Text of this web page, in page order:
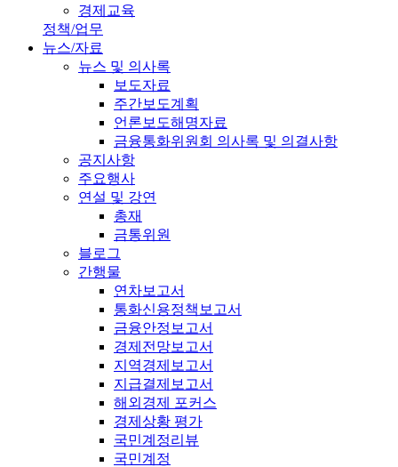
경제교육
정책/업무
뉴스/자료
뉴스 및 의사록
보도자료
주간보도계획
언론보도해명자료
금융통화위원회 의사록 및 의결사항
공지사항
주요행사
연설 및 강연
총재
금통위원
블로그
간행물
연차보고서
통화신용정책보고서
금융안정보고서
경제전망보고서
지역경제보고서
지급결제보고서
해외경제 포커스
경제상황 평가
국민계정리뷰
국민계정